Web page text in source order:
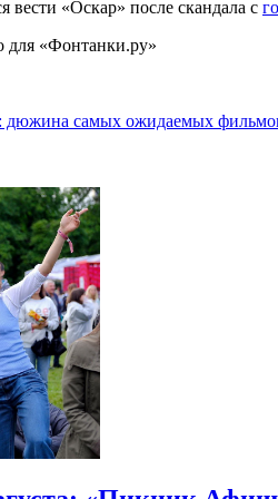
вести «Оскар» после скандала с
для «Фонтанки.ру»
дюжина самых ожидаемых